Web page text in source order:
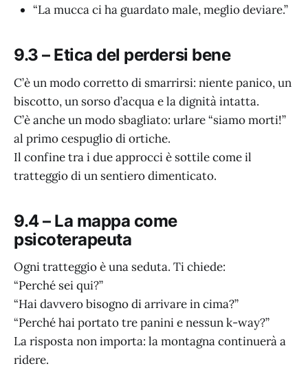
“La mucca ci ha guardato male, meglio deviare.”
9.3 – Etica del perdersi bene
C’è un modo corretto di smarrirsi: niente panico, un
biscotto, un sorso d’acqua e la dignità intatta.
C’è anche un modo sbagliato: urlare “siamo morti!”
al primo cespuglio di ortiche.
Il confine tra i due approcci è sottile come il
tratteggio di un sentiero dimenticato.
9.4 – La mappa come
psicoterapeuta
Ogni tratteggio è una seduta. Ti chiede:
“Perché sei qui?”
“Hai davvero bisogno di arrivare in cima?”
“Perché hai portato tre panini e nessun k-way?”
La risposta non importa: la montagna continuerà a
ridere.